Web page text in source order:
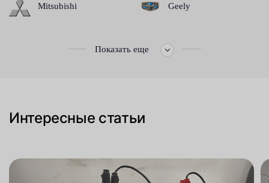
Mitsubishi Geely
Показать еще
Интересные статьи